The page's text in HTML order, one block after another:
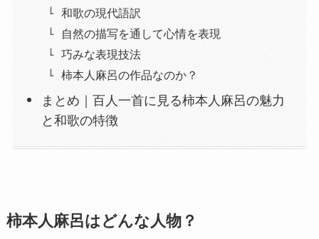
和歌の現代語訳
自然の描写を通して心情を表現
巧みな表現技法
柿本人麻呂の作品なのか？
まとめ｜百人一首に見る柿本人麻呂の魅力
と和歌の特徴
柿本人麻呂はどんな人物？